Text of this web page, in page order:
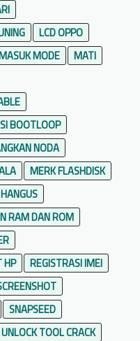
LCD OPPO
MODE
MATI
BOOTLOOP
NODA
MERK FLASHDISK
RAM DAN ROM
HP
REGISTRASI IMEI
SNAPSEED
UNLOCK TOOL CRACK